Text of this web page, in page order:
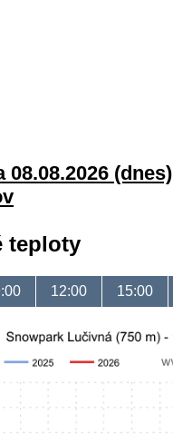
08.08.2026 (dnes)
teploty
12:00 15:00